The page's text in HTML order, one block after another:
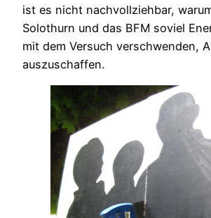
ist es nicht nachvollziehbar,
Solothurn und das BFM soviel
mit dem Versuch verschwenden,
auszuschaffen.